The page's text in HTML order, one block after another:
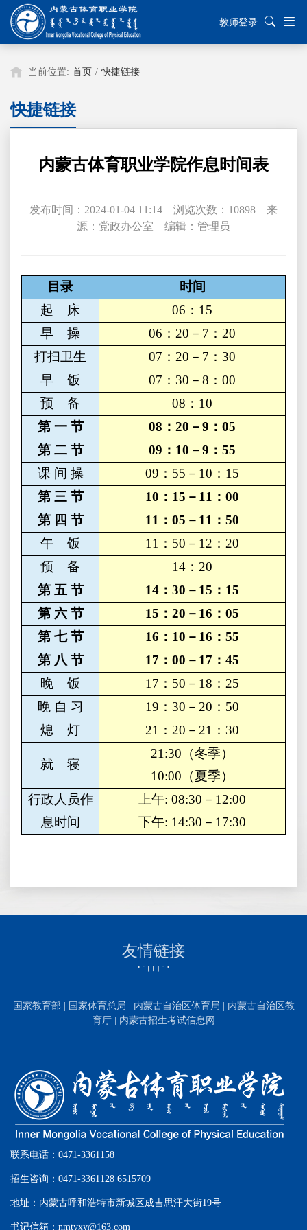
教师登录
当前位置: 首页 / 快捷链接
快捷链接
内蒙古体育职业学院作息时间表
发布时间：2024-01-04 11:14 浏览次数： 10898 来
源：党政办公室 编辑：管理员
目录
时间
起 床
06 ：15
早 操
06 ：20－7：20
打扫卫生
07 ：20－7：30
早 饭
07 ：30－8：00
预 备
08 ：10
第 一 节
08 ：20－9：05
第 二 节
09 ：10－9：55
课 间 操
09 ：55－10：15
第 三 节
10 ：15－11：00
第 四 节
11 ：05－11：50
午 饭
11 ：50－12：20
预 备
14 ：20
第 五 节
14 ：30－15：15
第 六 节
15 ：20－16：05
第 七 节
16 ：10－16：55
第 八 节
17 ：00－17：45
晚 饭
17 ：50－18：25
晚 自 习
19 ：30－20：50
熄 灯
21 ：20－21：30
就 寝
21:30（冬季）
10:00（夏季）
行政人员作
息时间
上午: 08:30－12:00
下午: 14:30－17:30
友情链接
国家教育部 国家体育总局 内蒙古自治区体育局
内蒙古自治区教
育厅
内蒙古招生考试信息网
联系电话：0471-3361158
招生咨询：0471-3361128 6515709
地址：内蒙古呼和浩特市新城区成吉思汗大街19号
书记信箱：nmtyxy@163.com